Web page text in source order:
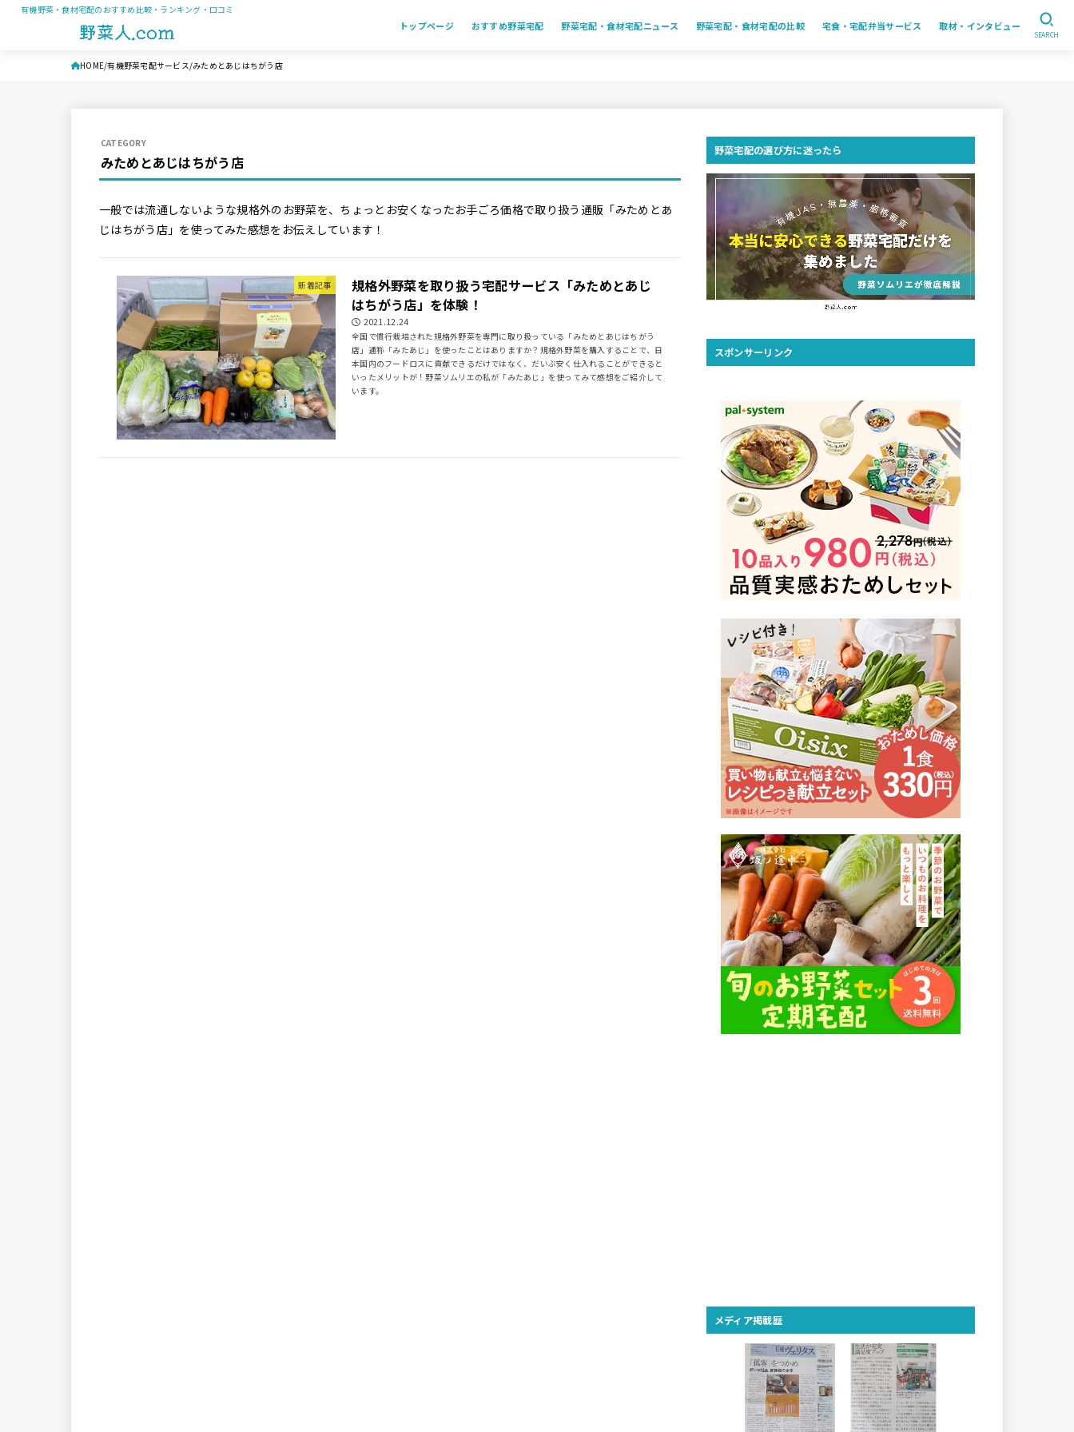
有機野菜・食材宅配のおすすめ比較・ランキング・口コミ
トップページ おすすめ野菜宅配 野菜宅配・食材宅配ニュース 野菜宅配・食材宅配の比較 宅食・宅配弁当サービス 取材・インタビュー
SEARCH
HOME 有機野菜宅配サービス みためとあじはちがう店
みためとあじはちがう店
一般では流通しないような規格外のお野菜を、ちょっとお安くなったお手ごろ価格で取り扱う通販「みためとあ
じはちがう店」を使ってみた感想をお伝えしています！
新着記事
規格外野菜を取り扱う宅配サービス「みためとあじ
はちがう店」を体験！
2021.12.24
全国で慣行栽培された規格外野菜を専門に取り扱っている「みためとあじはちがう
店」通称「みたあじ」を使ったことはありますか？規格外野菜を購入することで、日
本国内のフードロスに貢献できるだけではなく、だいぶ安く仕入れることができると
いったメリットが！野菜ソムリエの私が「みたあじ」を使ってみて感想をご紹介して
います。
野菜宅配の選び方に迷ったら
スポンサーリンク
メディア掲載歴